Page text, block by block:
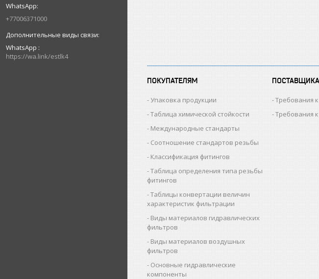
+77006371000
WhatsApp
https://wa.link/estlk4
ПОКУПАТЕЛЯМ
Упаковка продукции
Таблица химической стойкости
Международные стандарты
Соотношение стандартов резьбы
Классификация фитингов
Таблица определения типа резьбы
фитингов
Таблицы конвертации величин
характеристик фильтрации
Виды материалов гидравлических
фильтров
Виды материалов воздушных
фильтров
Основные гидравлические
компоненты
Требования
Требования